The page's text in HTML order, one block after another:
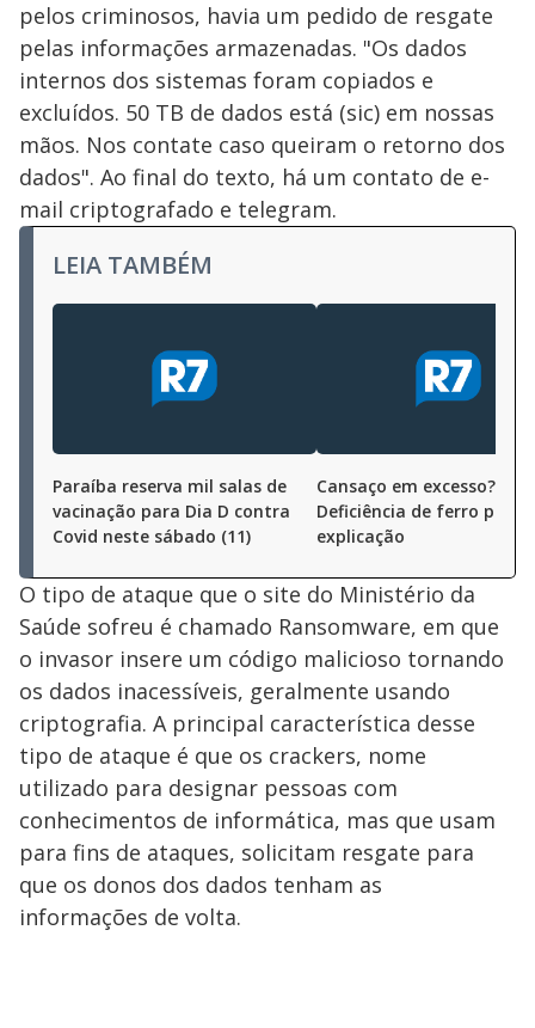
pelos criminosos, havia um pedido de resgate
pelas informações armazenadas. "Os dados
internos dos sistemas foram copiados e
excluídos. 50 TB de dados está (sic) em nossas
mãos. Nos contate caso queiram o retorno dos
dados". Ao final do texto, há um contato de e-
mail criptografado e telegram.
LEIA TAMBÉM
Paraíba reserva mil salas de
vacinação para Dia D contra
Covid neste sábado (11)
Cansaço em excesso?
Deficiência de ferro pode
explicação
O tipo de ataque que o site do Ministério da
Saúde sofreu é chamado Ransomware, em que
o invasor insere um código malicioso tornando
os dados inacessíveis, geralmente usando
criptografia. A principal característica desse
tipo de ataque é que os crackers, nome
utilizado para designar pessoas com
conhecimentos de informática, mas que usam
para fins de ataques, solicitam resgate para
que os donos dos dados tenham as
informações de volta.